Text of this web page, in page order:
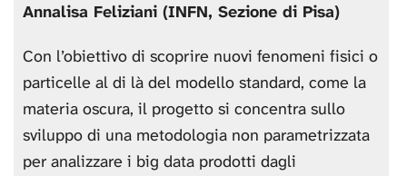
Annalisa Feliziani (INFN, Sezione di Pisa)
Con l’obiettivo di scoprire nuovi fenomeni fisici o
particelle al di là del modello standard, come la
materia oscura, il progetto si concentra sullo
sviluppo di una metodologia non parametrizzata
per analizzare i big data prodotti dagli